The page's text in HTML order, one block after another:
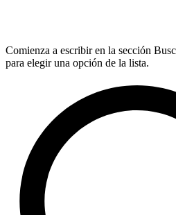
Comienza a escribir en la sección
para elegir una opción de la lista.